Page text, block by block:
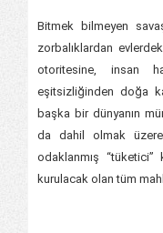
Bitmek bilmeyen
zorbalıklardan
otoritesine, insan
eşitsizliğinden doğa
başka bir dünyanın
da dahil olmak
odaklanmış
kurulacak olan tüm